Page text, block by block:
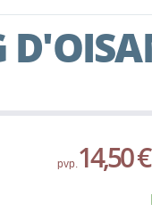
pvp.14,50 €